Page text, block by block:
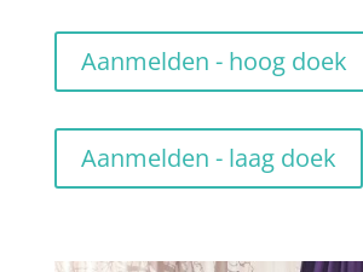
Aanmelden - hoog doek
Aanmelden - laag doek